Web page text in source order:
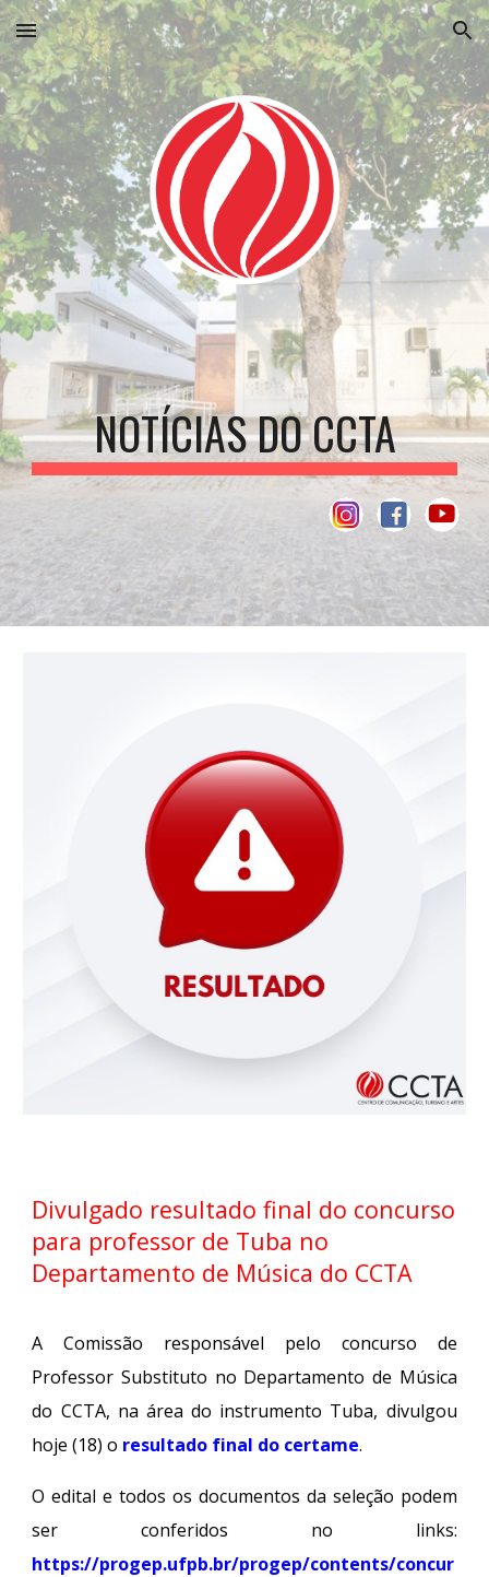
Skip to main content Skip to navigation
NOTÍCIAS DO CCTA
Divulgado resultado final do concurso
para professor de Tuba no
Departamento de Música do CCTA
A Comissão responsável pelo concurso de
Professor Substituto no Departamento de Música
do CCTA, na área do instrumento Tuba, divulgou
hoje (18) o resultado final do certame.
O edital e todos os documentos da seleção podem
ser conferidos no links:
https://progep.ufpb.br/progep/contents/concur